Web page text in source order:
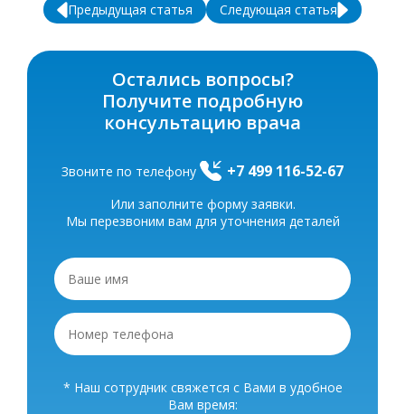
Предыдущая статья Следующая статья
Остались вопросы?
Получите подробную
консультацию врача
Звоните по телефону +7 499 116-52-67
Или заполните форму заявки.
Мы перезвоним вам для уточнения деталей
* Наш сотрудник свяжется с Вами в удобное
Вам время: